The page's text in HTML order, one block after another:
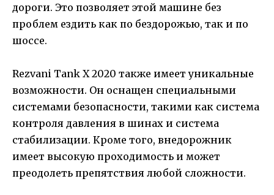
дороги. Это позволяет этой машине без
проблем ездить как по бездорожью, так и по
шоссе.
Rezvani Tank X 2020 также имеет уникальные
возможности. Он оснащен специальными
системами безопасности, такими как система
контроля давления в шинах и система
стабилизации. Кроме того, внедорожник
имеет высокую проходимость и может
преодолеть препятствия любой сложности.